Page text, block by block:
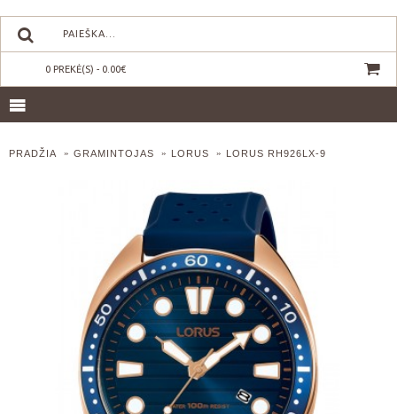
0 PREKĖ(S) - 0.00€
PRADŽIA GRAMINTOJAS LORUS LORUS RH926LX-9